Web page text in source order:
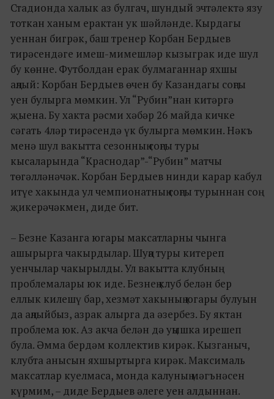
Стадионда халык аз булгач, шундый эчтәлектә язу
тоткан ханым ерактан ук шәйләнде. Кырдагы
уеннан бигрәк, баш тренер Корбан Бердыев
тирәсендәге имеш-мимешләр кызыграк иде шул
бу көнне. Футболдан ерак булмаганнар яхшы
аңлый: Корбан Бердыев өчен бу Казандагы соңгы
уен булырга мөмкин. Ул “Рубин”нан китәргә
җыена. Бу хакта рәсми хәбәр 26 майда кичке
сәгать 4ләр тирәсендә үк булырга мөмкин. Нәкъ
менә шул вакытта сезонның соңгы туры
кысаларында “Краснодар”-“Рубин” матчы
төгәлләнәчәк. Корбан Бердыев нинди карар кабул
итүе хакында ул чемпионатның соңгы турыннан соң
җикерәчәкмен, диде бит.
– Безне Казанга югары максатларны чынга
ашырырга чакырдылар. Шуңа туры китереп
уенчылар чакырылды. Ул вакытта клубның
проблемалары юк иде. Безнең клуб белән бер
еллык килешү бар, хезмәт хакының югары булуын
да аңлыйбыз, азрак алырга да әзербез. Бу яктан
проблема юк. Аз акча белән дә уңышка ирешеп
була. Әмма бердәм коллектив кирәк. Кызганыч,
клубта анысын яхшыртырга кирәк. Максималь
максатлар куелмаса, монда калуның мәгънәсен
күрмим, – диде Бердыев әлеге уен алдыннан.